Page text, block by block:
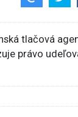
tlačová
právo